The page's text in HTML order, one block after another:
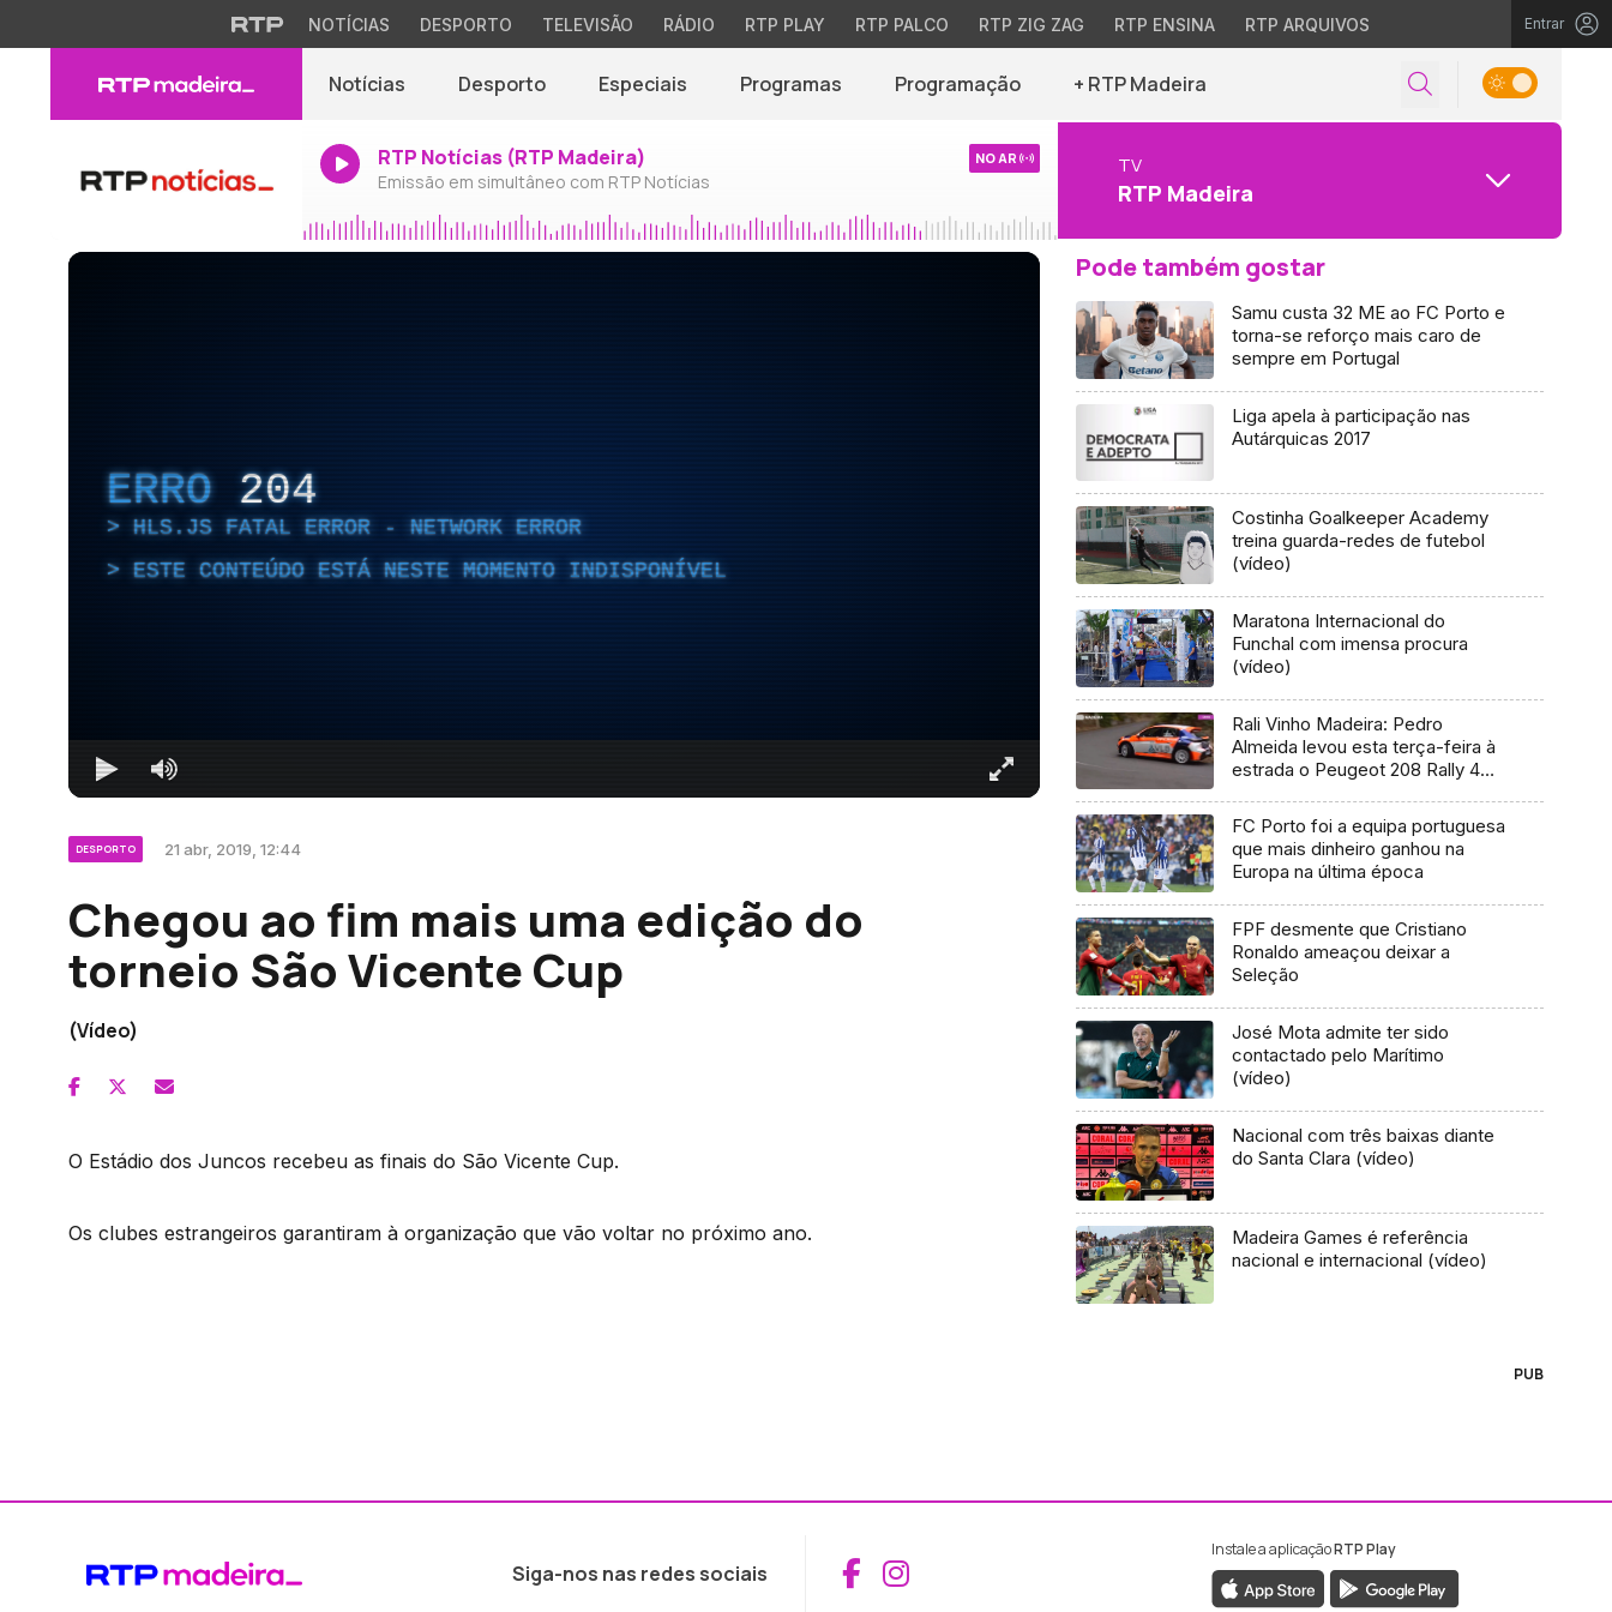
NOTÍCIAS DESPORTO TELEVISÃO RÁDIO RTP PLAY RTP PALCO RTP ZIG ZAG RTP ENSINA RTP ARQUIVOS Entrar
Notícias Desporto Especiais Programas Programação + RTP Madeira
RTP Notícias (RTP Madeira)
Emissão em simultâneo com RTP Notícias
NO AR TV
RTP Madeira
ERRO 204
HLS.JS FATAL ERROR - NETWORK ERROR
ESTE CONTEÚDO ESTÁ NESTE MOMENTO INDISPONÍVEL
DESPORTO 21 abr, 2019, 12:44
Chegou ao fim mais uma edição do
torneio São Vicente Cup
(Vídeo)
O Estádio dos Juncos recebeu as finais do São Vicente Cup.
Os clubes estrangeiros garantiram à organização que vão voltar no próximo ano.
Pode também gostar
Samu custa 32 ME ao FC Porto e
torna-se reforço mais caro de
sempre em Portugal
Liga apela à participação nas
Autárquicas 2017
Costinha Goalkeeper Academy
treina guarda-redes de futebol
(vídeo)
Maratona Internacional do
Funchal com imensa procura
(vídeo)
Rali Vinho Madeira: Pedro
Almeida levou esta terça-feira à
estrada o Peugeot 208 Rally 4
FC Porto foi a equipa portuguesa
que mais dinheiro ganhou na
Europa na última época
FPF desmente que Cristiano
Ronaldo ameaçou deixar a
Seleção
José Mota admite ter sido
contactado pelo Marítimo
(vídeo)
Nacional com três baixas diante
do Santa Clara (vídeo)
Madeira Games é referência
nacional e internacional (vídeo)
PUB
Siga-nos nas redes sociais Aceder ao Facebook da RTP Madeira
Aceder ao Instagram da RTP Madeira
Instale a aplicaçãoRTP Play